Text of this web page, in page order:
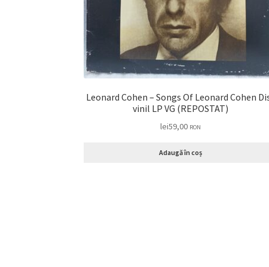
Leonard Cohen – Songs Of Leonard Cohen Disc
vinil LP VG (REPOSTAT)
lei59,00 RON
Adaugă în coș